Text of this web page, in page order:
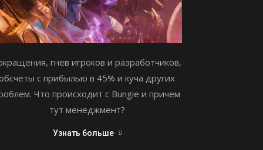
гнев игроков и разработчиков,
с прибылью в 45% и куча других
Что происходит с Bungie и причем
тут менеджмент?
Узнать больше